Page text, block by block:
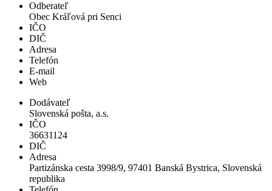
Odberateľ
Obec Kráľová pri Senci
IČO
DIČ
Adresa
Telefón
E-mail
Web
Dodávateľ
Slovenská pošta, a.s.
IČO
36631124
DIČ
Adresa
Partizánska cesta 3998/9, 97401 Banská Bystrica, Slovenská
republika